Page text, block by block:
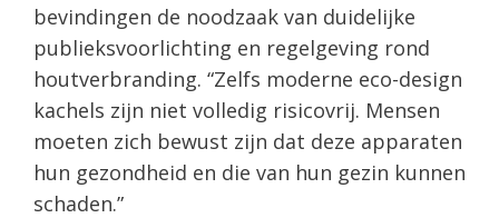
bevindingen de noodzaak van duidelijke
publieksvoorlichting en regelgeving rond
houtverbranding. “Zelfs moderne eco-design
kachels zijn niet volledig risicovrij. Mensen
moeten zich bewust zijn dat deze apparaten
hun gezondheid en die van hun gezin kunnen
schaden.”